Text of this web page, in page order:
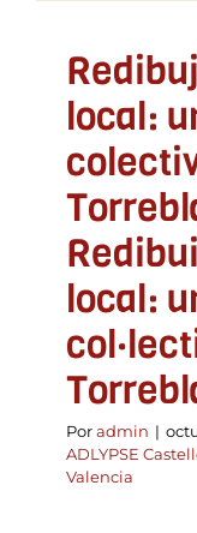
local:
local:
Poradmin |
ADLYPSE
Valencia